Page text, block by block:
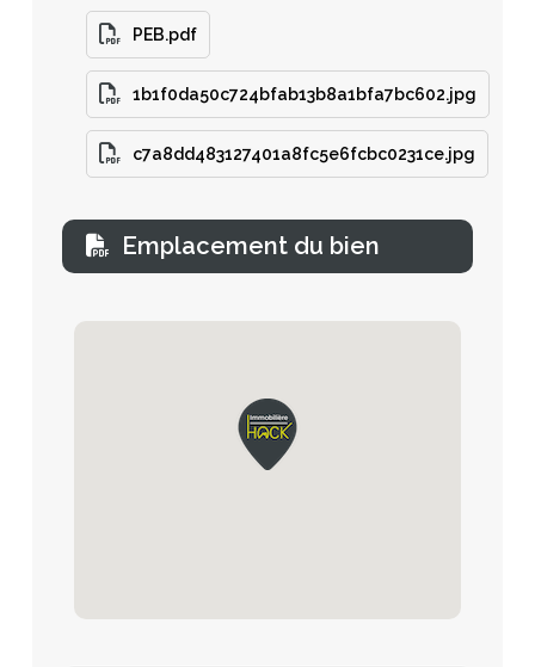
PEB.pdf
1b1f0da50c724bfab13b8a1bfa7bc602.jpg
c7a8dd483127401a8fc5e6fcbc0231ce.jpg
Emplacement du bien